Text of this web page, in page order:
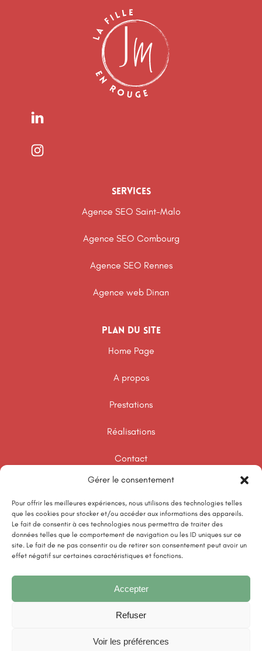
Gérer le consentement
Pour offrir les meilleures expériences, nous utilisons des technologies telles
que les cookies pour stocker et/ou accéder aux informations des appareils.
Le fait de consentir à ces technologies nous permettra de traiter des
données telles que le comportement de navigation ou les ID uniques sur ce
site. Le fait de ne pas consentir ou de retirer son consentement peut avoir un
effet négatif sur certaines caractéristiques et fonctions.
Accepter
Refuser
Voir les préférences
services
Agence SEO Saint-Malo
Agence SEO Combourg
Agence SEO Rennes
Agence web Dinan
Plan du site
Home Page
A propos
Prestations
Réalisations
Contact
Template Audit SEO
Informations
Mentions légales
Politique de confidentialité